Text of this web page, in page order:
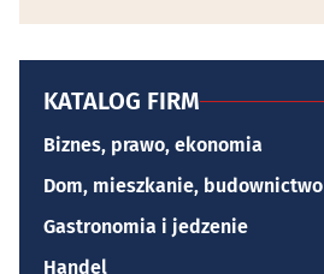
KATALOG FIRM
Biznes, prawo, ekonomia
Dom, mieszkanie, budownictwo
Gastronomia i jedzenie
Handel